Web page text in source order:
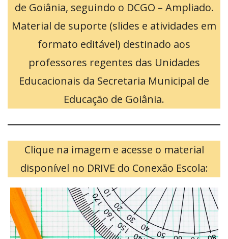
de Goiânia, seguindo o DCGO – Ampliado.
Material de suporte (slides e atividades em
formato editável) destinado aos
professores regentes das Unidades
Educacionais da Secretaria Municipal de
Educação de Goiânia.
Clique na imagem e acesse o material
disponível no DRIVE do Conexão Escola: